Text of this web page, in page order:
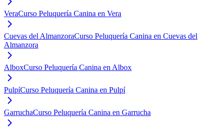
VeraCurso Peluquería Canina en Vera
Cuevas del AlmanzoraCurso Peluquería Canina en Cuevas del
Almanzora
AlboxCurso Peluquería Canina en Albox
PulpíCurso Peluquería Canina en Pulpí
GarruchaCurso Peluquería Canina en Garrucha